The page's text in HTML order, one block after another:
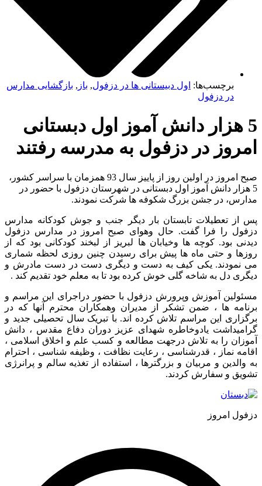
برچسب‌ها:اول دبیستانی ها در دزفول,باز,بازگشایی مدارس
در دزفول
5 هزار دانش آموز اول دبستانی
در دزفول به مدرسه رفتند
صبح امروز در اولین روز از پاییز سال 93 همزمان با سراسر کشور،
هزار دانش آموز اول دبستانی در شهرستان دزفول با حضور در
در جشن بزرگ شکوفه ها شرکت نمودند.
از تعطیلات تابستان بار دیگر جنب و جوش کودکانه مدارس
را فرا گفت. حال وهوای صبح امروز در مدارس دزفول
بود. کوچه ها وخیابان ها لبریز از لبخند کودکانی بود که از
و حتی ماه ها پیش برای رسیدن چنین روزی لحظه شماری
نمودند. یکی کیف به دست و دیگری دست در دست مادرش و
دل به شاخه گلی خوش کرده بود تا به معلم خود تقدیم کند .
آموزش وپرورش دزفول با حضور دراجرای این مراسم و
ها ، ضمن تشکر از مدیران وهمکاران محترم آنها که در
این مراسم تلاش کرده اند. با تبریک سال تحصیلی جدید و
یادوخاطره شهدای عزیز دوران دفاع مقدس ، دانش
را به تلاش درجهت مطالعه و کسب علم و اخلاق اسلامی ،
نماز ، قدرشناسی ، رعایت نظافت ، وظیفه شناسی ، احترام
والدین و مربیان و بزرگترها ، استفاده از تغذیه سالم و پرانرژی
و سفارش کردند.
امروز